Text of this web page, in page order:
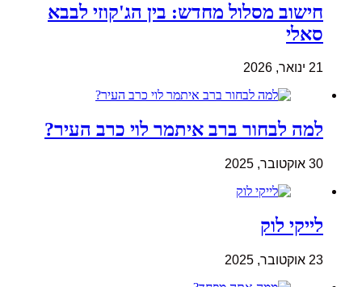
חישוב מסלול מחדש: בין הג'קוזי לבבא
סאלי
21 ינואר, 2026
למה לבחור ברב איתמר לוי כרב העיר?
30 אוקטובר, 2025
לייקי לוק
23 אוקטובר, 2025